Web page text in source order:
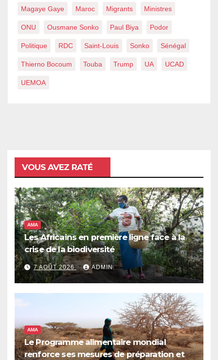
Magaye Gaye Maroc Migrants Ministres
ONU Ousmane Sonko Paul Biya Podor
Politique RDC Saint-Louis Sonko Sénégal
Thierno Bocoum Touba Trump UA UCAD
UEMOA
VOUS AVEZ RATÉ
AMA
Les Africains en première ligne face à la
crise de la biodiversité
7 AOÛT 2026 ADMIN
AMA
Le Programme alimentaire mondial
renforce ses mesures de préparation et